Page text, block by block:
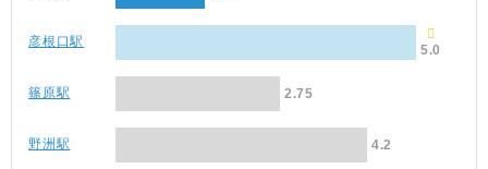
彦根口駅
5.0
篠原駅 2.75
野洲駅 4.2